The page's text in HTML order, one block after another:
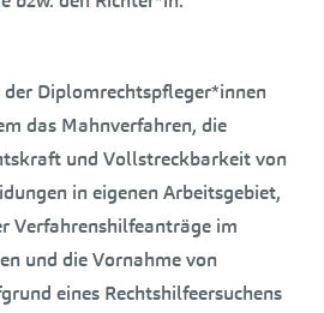
Diplomrechtspfleger*innen
das Mahnverfahren, die
und Vollstreckbarkeit von
in eigenen Arbeitsgebiet,
Verfahrenshilfeanträge im
und die Vornahme von
eines Rechtshilfeersuchens